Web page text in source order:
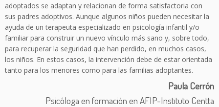
adoptados se adaptan y relacionan de forma satisfactoria con
sus padres adoptivos. Aunque algunos niños pueden necesitar la
ayuda de un terapeuta especializado en psicología infantil y/o
familiar para construir un nuevo vínculo más sano y, sobre todo,
para recuperar la seguridad que han perdido, en muchos casos,
los niños. En estos casos, la intervención debe de estar orientada
tanto para los menores como para las familias adoptantes.
Paula Cerrón
Psicóloga en formación en AFIP-Instituto Centta